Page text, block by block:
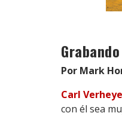
Por Mark
Carl
con él sea